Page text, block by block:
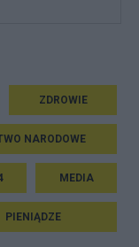
ZDROWIE
NARODOWE
MEDIA
PIENIĄDZE